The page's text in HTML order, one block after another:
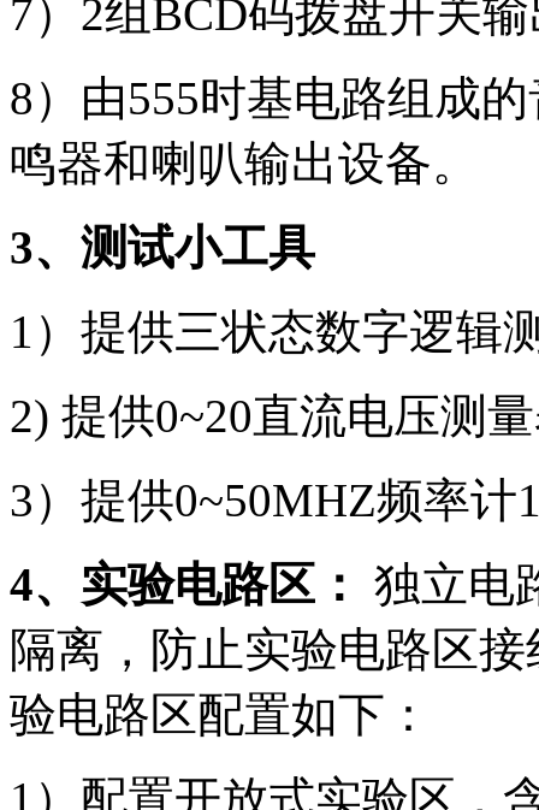
7）2组BCD码拨盘开关
8）由555时基电路组成
鸣器和喇叭输出设备。
3、测试小工具
1）提供三状态数字逻辑
2) 提供0~20直流电压测
3）提供0~50MHZ频率计
4、实验电路区： 独立电
隔离，防止实验电路区
验电路区配置如下：
1）配置开放式实验区，